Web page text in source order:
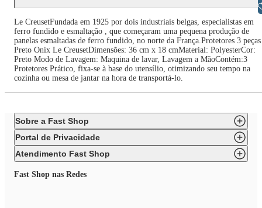
Le CreusetFundada em 1925 por dois industriais belgas, especialistas em
ferro fundido e esmaltação , que começaram uma pequena produção de
panelas esmaltadas de ferro fundido, no norte da França.Protetores 3 peças
Preto Onix Le CreusetDimensões: 36 cm x 18 cmMaterial: PolyesterCor:
Preto Modo de Lavagem: Maquina de lavar, Lavagem a MãoContém:3
Protetores Prático, fixa-se à base do utensílio, otimizando seu tempo na
cozinha ou mesa de jantar na hora de transportá-lo.
Sobre a Fast Shop
Portal de Privacidade
Atendimento Fast Shop
Fast Shop nas Redes
Libras